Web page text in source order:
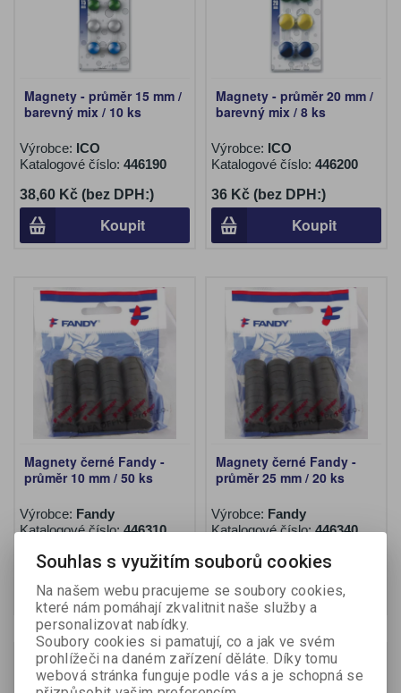
Magnety - průměr 15 mm /
barevný mix / 10 ks
Výrobce: ICO
Katalogové číslo: 446190
38,60 Kč (bez DPH:)
Koupit
Magnety - průměr 20 mm /
barevný mix / 8 ks
Výrobce: ICO
Katalogové číslo: 446200
36 Kč (bez DPH:)
Koupit
Magnety černé Fandy -
průměr 10 mm / 50 ks
Výrobce: Fandy
Katalogové číslo:446310
59,90 Kč (bez DPH:)
Koupit
Magnety černé Fandy -
průměr 25 mm / 20 ks
Výrobce: Fandy
Katalogové číslo:446340
59,90 Kč (bez DPH:)
Koupit
Souhlas s využitím souborů cookies
Na našem webu pracujeme se soubory cookies,
které nám pomáhají zkvalitnit naše služby a
personalizovat nabídky.
Soubory cookies si pamatují, co a jak ve svém
prohlížeči na daném zařízení děláte. Díky tomu
webová stránka funguje podle vás a je schopná se